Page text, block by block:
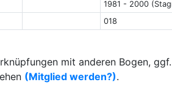
1981 - 2000
018
mit anderen Bogen,
(Mitglied werden?).